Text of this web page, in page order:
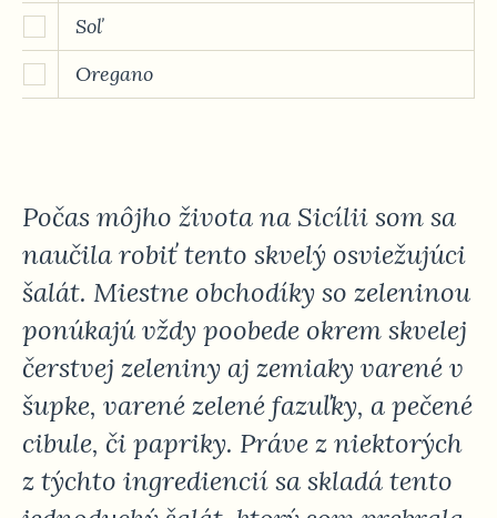
Soľ
Oregano
Počas môjho života na Sicílii som sa
naučila robiť tento skvelý osviežujúci
šalát. Miestne obchodíky so zeleninou
ponúkajú vždy poobede okrem skvelej
čerstvej zeleniny aj zemiaky varené v
šupke, varené zelené fazuľky, a pečené
cibule, či papriky. Práve z niektorých
z týchto ingrediencií sa skladá tento